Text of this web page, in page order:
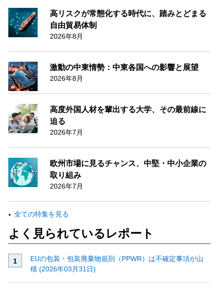
高リスクが常態化する時代に、踏みとどまる
自由貿易体制
2026年8月
激動の中東情勢：中東各国への影響と展望
2026年8月
高度外国人材を輩出する大学、その最前線に
迫る
2026年7月
欧州市場に見るチャンス、中堅・中小企業の
取り組み
2026年7月
全ての特集を見る
よく見られているレポート
EUの包装・包装廃棄物規則（PPWR）は不確定事項が山
積 (2026年03月31日)